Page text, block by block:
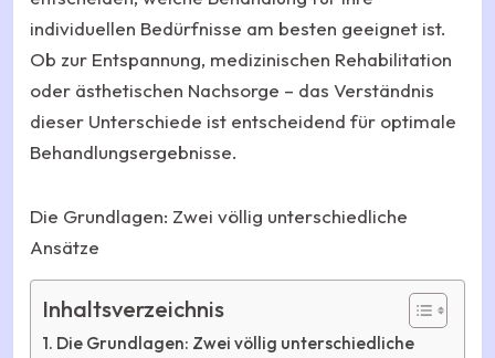
individuellen Bedürfnisse am besten geeignet ist.
Ob zur Entspannung, medizinischen Rehabilitation
oder ästhetischen Nachsorge – das Verständnis
dieser Unterschiede ist entscheidend für optimale
Behandlungsergebnisse.
Die Grundlagen: Zwei völlig unterschiedliche
Ansätze
Inhaltsverzeichnis
Die Grundlagen: Zwei völlig unterschiedliche